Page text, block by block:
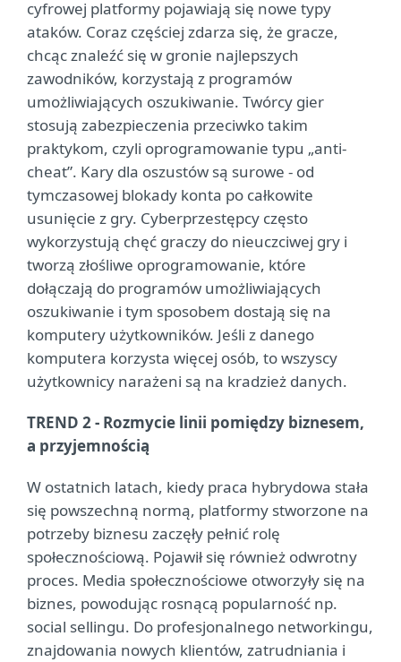
cyfrowej platformy pojawiają się nowe typy
ataków. Coraz częściej zdarza się, że gracze,
chcąc znaleźć się w gronie najlepszych
zawodników, korzystają z programów
umożliwiających oszukiwanie. Twórcy gier
stosują zabezpieczenia przeciwko takim
praktykom, czyli oprogramowanie typu „anti-
cheat”. Kary dla oszustów są surowe - od
tymczasowej blokady konta po całkowite
usunięcie z gry. Cyberprzestępcy często
wykorzystują chęć graczy do nieuczciwej gry i
tworzą złośliwe oprogramowanie, które
dołączają do programów umożliwiających
oszukiwanie i tym sposobem dostają się na
komputery użytkowników. Jeśli z danego
komputera korzysta więcej osób, to wszyscy
użytkownicy narażeni są na kradzież danych.
TREND 2 - Rozmycie linii pomiędzy biznesem,
a przyjemnością
W ostatnich latach, kiedy praca hybrydowa stała
się powszechną normą, platformy stworzone na
potrzeby biznesu zaczęły pełnić rolę
społecznościową. Pojawił się również odwrotny
proces. Media społecznościowe otworzyły się na
biznes, powodując rosnącą popularność np.
social sellingu. Do profesjonalnego networkingu,
znajdowania nowych klientów, zatrudniania i